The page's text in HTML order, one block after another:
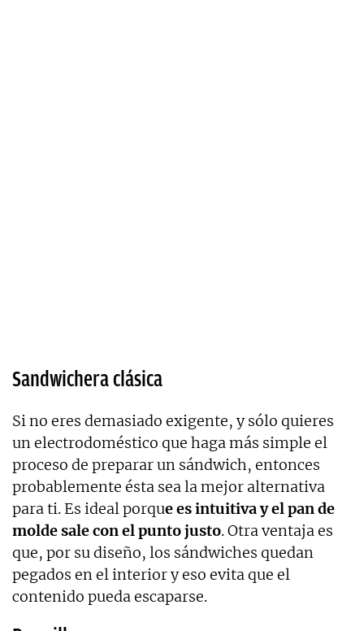
Sandwichera clásica
Si no eres demasiado exigente, y sólo quieres
un electrodoméstico que haga más simple el
proceso de preparar un sándwich, entonces
probablemente ésta sea la mejor alternativa
para ti. Es ideal porque es intuitiva y el pan de
molde sale con el punto justo. Otra ventaja es
que, por su diseño, los sándwiches quedan
pegados en el interior y eso evita que el
contenido pueda escaparse.